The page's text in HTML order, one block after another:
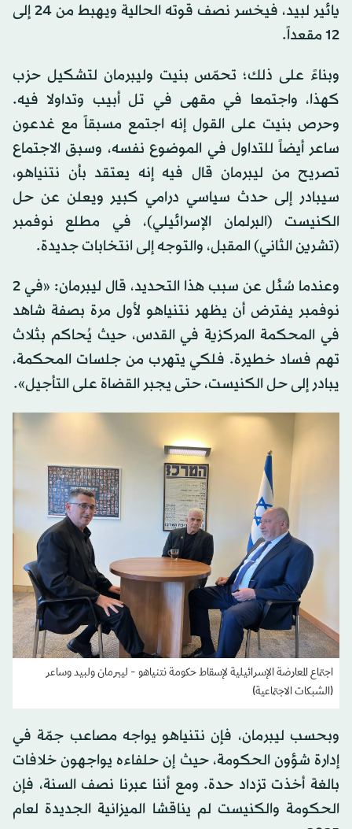
يائير لبيد، فيخسر نصف قوته الحالية ويهبط من 24 إلى
12 مقعداً.
وبناءً على ذلك؛ تحمّس بنيت وليبرمان لتشكيل حزب
كهذا، واجتمعا في مقهى في تل أبيب وتداولا فيه.
وحرص بنيت على القول إنه اجتمع مسبقاً مع غدعون
ساعر أيضاً للتداول في الموضوع نفسه، وسبق الاجتماع
تصريح من ليبرمان قال فيه إنه يعتقد بأن نتنياهو،
سيبادر إلى حدث سياسي درامي كبير ويعلن عن حل
الكنيست (البرلمان الإسرائيلي)، في مطلع نوفمبر
(تشرين الثاني) المقبل، والتوجه إلى انتخابات جديدة.
وعندما سُئل عن سبب هذا التحديد، قال ليبرمان: «في 2
نوفمبر يفترض أن يظهر نتنياهو لأول مرة بصفة شاهد
في المحكمة المركزية في القدس، حيث يُحاكم بثلاث
تهم فساد خطيرة. فلكي يتهرب من جلسات المحكمة،
يبادر إلى حل الكنيست، حتى يجبر القضاة على التأجيل».
اجتماع المعارضة الإسرائيلية لإسقاط حكومة نتنياهو - ليبرمان ولبيد وساعر
(الشبكات الاجتماعية)
وبحسب ليبرمان، فإن نتنياهو يواجه مصاعب جمّة في
إدارة شؤون الحكومة، حيث إن حلفاءه يواجهون خلافات
بالغة أخذت تزداد حدة. ومع أننا عبرنا نصف السنة، فإن
الحكومة والكنيست لم يناقشا الميزانية الجديدة لعام